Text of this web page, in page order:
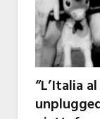
“L’Italia